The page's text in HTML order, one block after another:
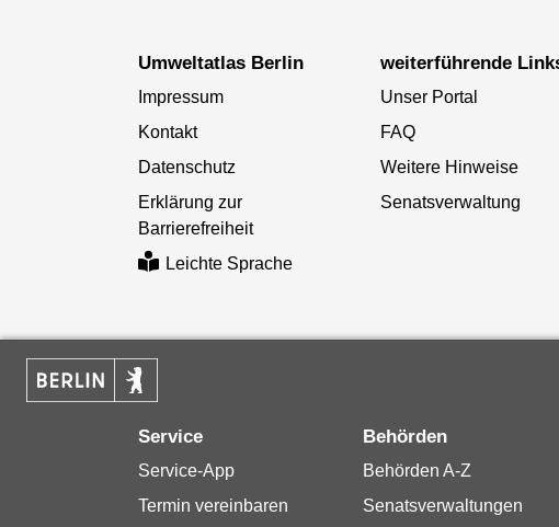
Umweltatlas Berlin
Impressum
Kontakt
Datenschutz
Erklärung zur
Barrierefreiheit
Leichte Sprache
weiterführende
Unser Portal
FAQ
Weitere Hinweise
Senatsverwaltung
Service
Service-App
Termin vereinbaren
Behörden
Behörden A-Z
Senatsverwaltungen